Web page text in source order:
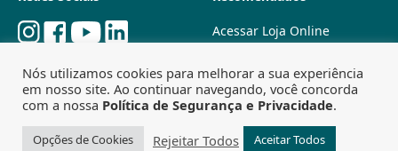
Acessar Loja Online
Lojas Físicas
Trabalhe Conosco
Powered byAgência Especializada em SEO
Nós utilizamos cookies para melhorar a sua experiência
em nosso site. Ao continuar navegando, você concorda
com a nossa Política de Segurança e Privacidade.
Opções de Cookies Rejeitar Todos Aceitar Todos